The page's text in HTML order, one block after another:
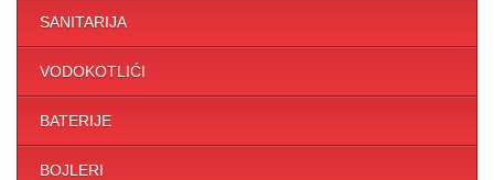
SANITARIJA
VODOKOTLIĆI
BATERIJE
BOJLERI